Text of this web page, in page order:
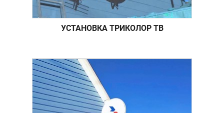
УСТАНОВКА ТРИКОЛОР ТВ